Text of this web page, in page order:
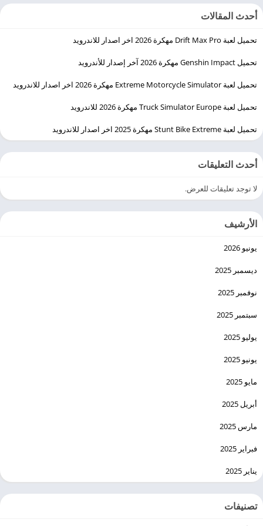
أحدث المقالات
تحميل لعبة Drift Max Pro مهكرة 2026 اخر اصدار للاندرويد
تحميل Genshin Impact مهكرة 2026 آخر إصدار للأندرويد
تحميل لعبة Extreme Motorcycle Simulator مهكرة 2026 اخر اصدار للاندرويد
تحميل لعبة Truck Simulator Europe مهكرة 2026 للاندرويد
تحميل لعبة Stunt Bike Extreme مهكرة 2025 اخر اصدار للاندرويد
أحدث التعليقات
لا توجد تعليقات للعرض.
الأرشيف
يونيو 2026
ديسمبر 2025
نوفمبر 2025
سبتمبر 2025
يوليو 2025
يونيو 2025
مايو 2025
أبريل 2025
مارس 2025
فبراير 2025
يناير 2025
تصنيفات